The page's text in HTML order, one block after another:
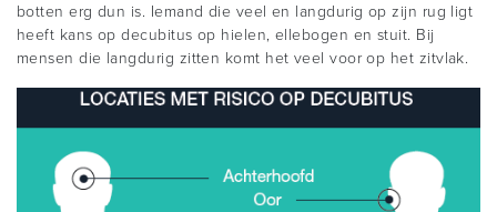
botten erg dun is. Iemand die veel en langdurig op zijn rug ligt
heeft kans op decubitus op hielen, ellebogen en stuit. Bij
mensen die langdurig zitten komt het veel voor op het zitvlak.